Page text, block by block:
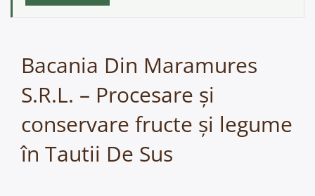
Bacania Din Maramures
S.R.L. – Procesare și
conservare fructe și legume
în Tautii De Sus